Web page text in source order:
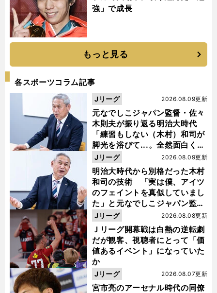
強」で成長
もっと見る
各スポーツコラム記事
元なでしこジャパン監督・佐々
木則夫が振り返る明治大時代
「練習もしない（木村）和司が
脚光を浴びて...。全然面白くな
い４年間でした」
2026.08.09更新
Jリーグ
明治大時代から別格だった木村
和司の技術 「実は僕、アイツ
のフェイントを真似していまし
た」と元なでしこジャパン監
督・佐々木則夫
2026.08.09更新
Jリーグ
Ｊリーグ開幕戦は白熱の逆転劇
だが観客、視聴者にとって「価
値あるイベント」になっていた
か
2026.08.08更新
Jリーグ
宮市亮のアーセナル時代の同僚
2026.08.07更新
Jリーグ